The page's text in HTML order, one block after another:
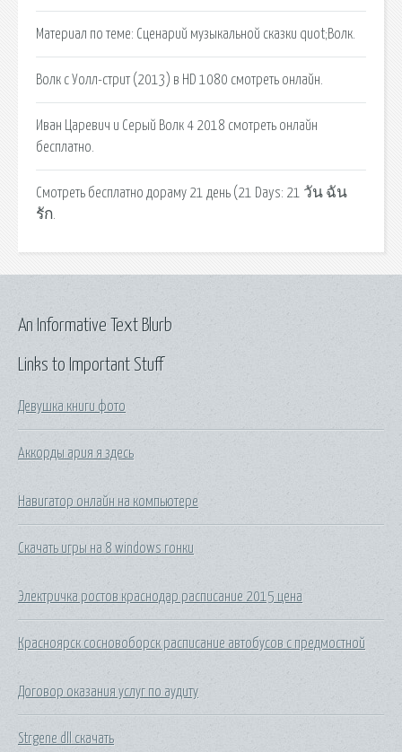
Материал по теме: Сценарий музыкальной сказки quot;Волк.
Волк с Уолл-стрит (2013) в HD 1080 смотреть онлайн.
Иван Царевич и Серый Волк 4 2018 смотреть онлайн
бесплатно.
Смотреть бесплатно дораму 21 день (21 Days: 21 วัน ฉัน
รัก.
Links to Important Stuff
Девушка книги фото
Аккорды ария я здесь
Навигатор онлайн на компьютере
Скачать игры на 8 windows гонки
Электричка ростов краснодар расписание 2015 цена
Красноярск сосновоборск расписание автобусов с предмостной
Договор оказания услуг по аудиту
Strgene dll скачать
An Informative Text Blurb